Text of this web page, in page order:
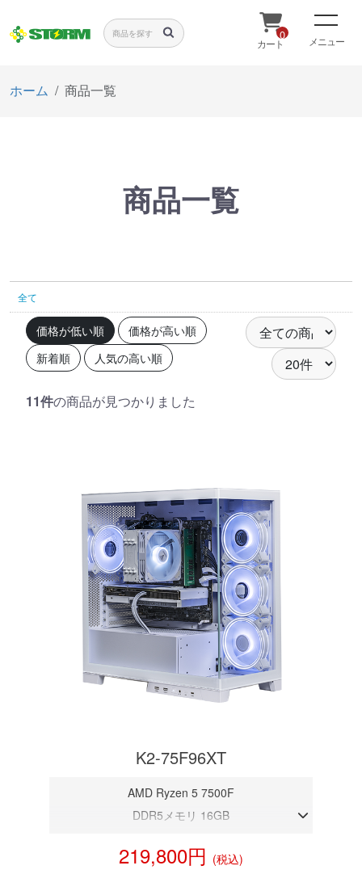
0
カート メニュー
ホーム 商品一覧
商品一覧
全て
価格が低い順
価格が高い順
新着順
人気の高い順
11件の商品が見つかりました
K2-75F96XT
AMD Ryzen 5 7500F
DDR5メモリ 16GB
NVMeSSD 1TB
219,800円 (税込)